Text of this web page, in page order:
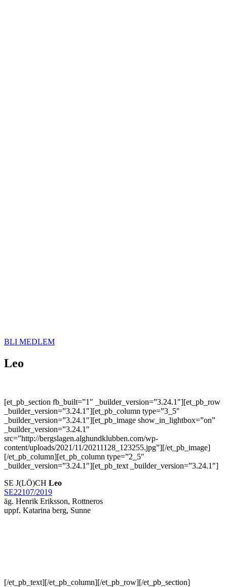
BLI MEDLEM
Leo
[et_pb_section fb_built=”1″ _builder_version=”3.24.1″][et_pb_row
_builder_version=”3.24.1″][et_pb_column type=”3_5″
_builder_version=”3.24.1″][et_pb_image show_in_lightbox=”on”
_builder_version=”3.24.1″
src=”http://bergslagen.alghundklubben.com/wp-
content/uploads/2021/11/20211128_123255.jpg”][/et_pb_image]
[/et_pb_column][et_pb_column type=”2_5″
_builder_version=”3.24.1″][et_pb_text _builder_version=”3.24.1″]
SE J(LÖ)CH Leo
SE22107/2019
äg. Henrik Eriksson, Rottneros
uppf. Katarina berg, Sunne
[/et_pb_text][/et_pb_column][/et_pb_row][/et_pb_section]